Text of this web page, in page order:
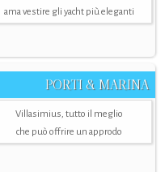
ama vestire gli yacht più eleganti
PORTI & MARINA
Villasimius, tutto il meglio
che può offrire un approdo